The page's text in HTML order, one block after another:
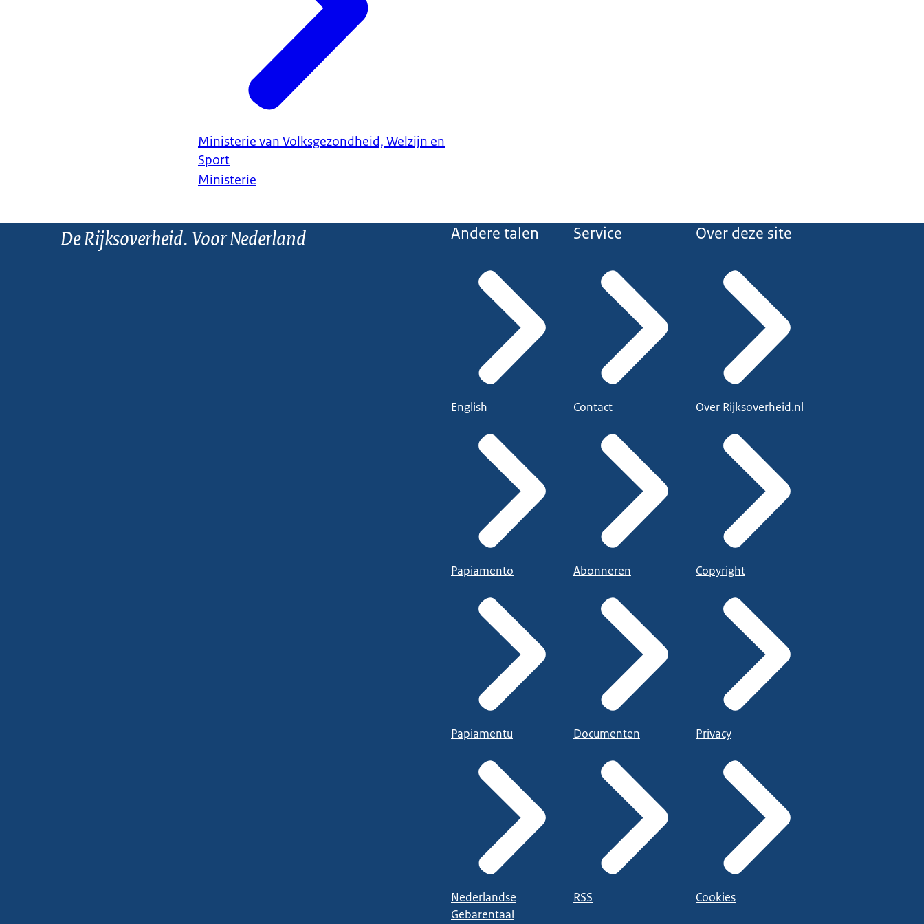
Ministerie van Volksgezondheid, Welzijn en
Sport
Ministerie
De Rijksoverheid. Voor Nederland Andere talen
English
Papiamento
Papiamentu
Nederlandse
Gebarentaal
Service
Contact
Abonneren
Documenten
RSS
Over deze site
Over Rijksoverheid.nl
Copyright
Privacy
Cookies